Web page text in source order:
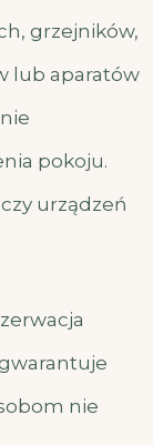
grzejników,
lub aparatów
pokoju.
urządzeń
nie